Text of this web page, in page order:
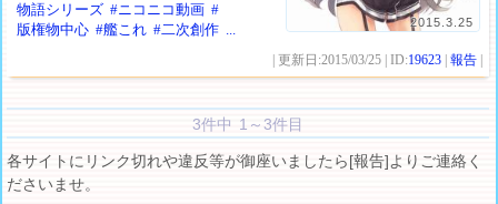
2015.3.25
物語シリーズ #ニコニコ動画 #
版権物中心 #艦これ #二次創作 ...
| 更新日:2015/03/25 | ID:19623 |報告
3件中 1～3件目
各サイトにリンク切れや違反等が御座いましたら[報告]よりご連絡く
ださいませ。